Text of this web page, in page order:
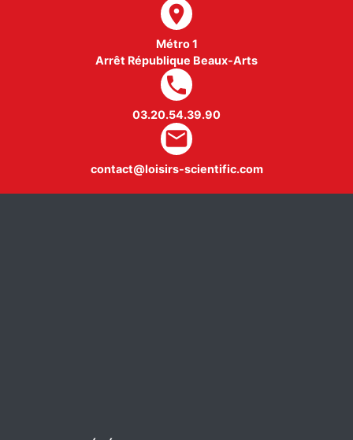
room
Métro 1
Arrêt République Beaux-Arts
local_phone
03.20.54.39.90
mail
contact@loisirs-scientific.com